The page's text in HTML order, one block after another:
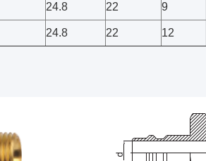
24.8 22 9
24.8 22 12